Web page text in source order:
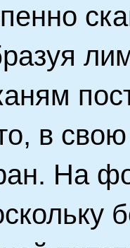
в
На